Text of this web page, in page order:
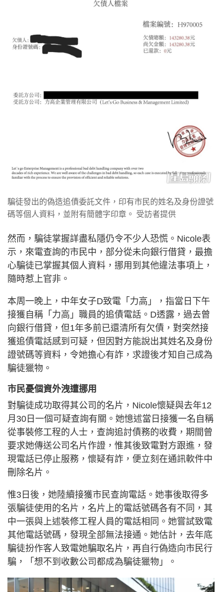
騙徒發出的偽造追債委託文件，印有市民的姓名及身份證號
碼等個人資料，並附有簡體字印章。 受訪者提供
然而，騙徒掌握詳盡私隱仍令不少人恐慌。Nicole表
示，來電查詢的市民中，部分從未向銀行借貸，最擔
心騙徒已掌握其個人資料，挪用到其他違法事項上，
隨時惹上官非。
本周一晚上，中年女子D致電「力高」，指當日下午
接獲自稱「力高」職員的追債電話。D透露，過去曾
向銀行借貸，但1年多前已還清所有欠債，對突然接
獲追債電話感到可疑，但因對方能說出其姓名及身份
證號碼等資料，令她擔心有詐，求證後才知自己成為
騙徒獵物。
市民憂個資外洩遭挪用
對騙徒成功取得其公司的名片，Nicole懷疑與去年12
月30日一個可疑查詢有關。她憶述當日接獲一名自稱
從事裝修工程的人士，查詢追討債務的收費，期間曾
要求她傳送公司名片作證，惟其後致電對方跟進，發
現電話已停止服務，懷疑有詐，便立刻在通訊軟件中
刪除名片。
惟3日後，她陸續接獲市民查詢電話。她事後取得多
張騙徒使用的名片，名片上的電話號碼各有不同，其
中一張與上述裝修工程人員的電話相同。她嘗試致電
其他電話號碼，發現全部無法接通。她估計，去年底
騙徒扮作客人致電她騙取名片，再自行偽造向市民行
騙，「想不到收數公司都成為騙徒獵物」。